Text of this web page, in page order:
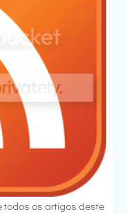
todos os artigos deste